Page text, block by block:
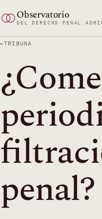
al
Observatorio
DEL DERECHO PENAL
TRIBUNA
penal?